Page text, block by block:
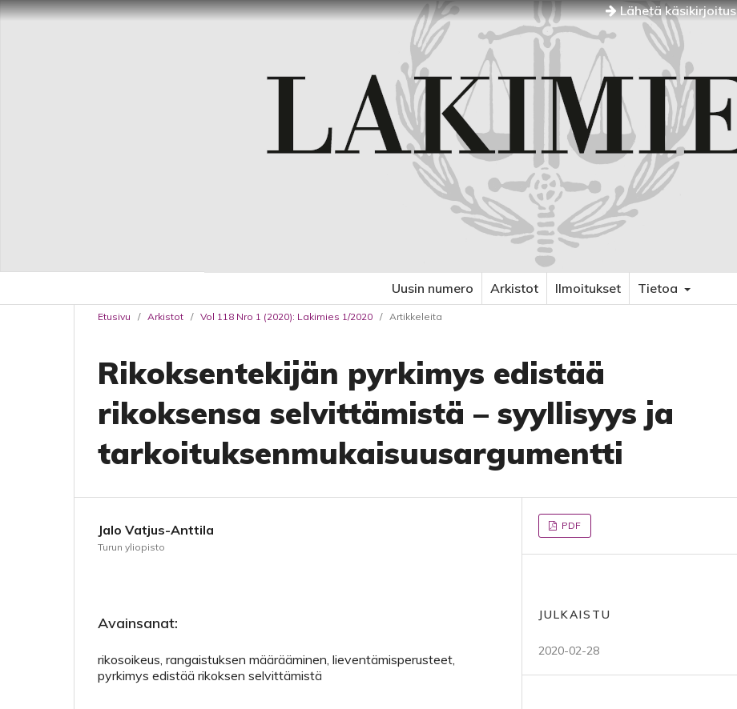
Lähetä käsikirjoitus
Uusin numero Arkistot Ilmoitukset Tietoa
Etusivu / Arkistot / Vol 118 Nro 1 (2020): Lakimies 1/2020 / Artikkeleita
Rikoksentekijän pyrkimys edistää
rikoksensa selvittämistä – syyllisyys ja
tarkoituksenmukaisuusargumentti
Jalo Vatjus-Anttila
Turun yliopisto
Avainsanat:
rikosoikeus, rangaistuksen määrääminen, lieventämisperusteet,
pyrkimys edistää rikoksen selvittämistä
PDF
JULKAISTU
2020-02-28